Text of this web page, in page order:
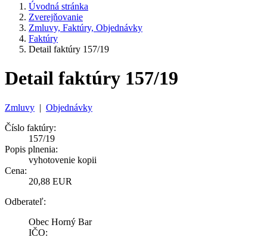
Úvodná stránka
Zverejňovanie
Zmluvy, Faktúry, Objednávky
Faktúry
Detail faktúry 157/19
Detail faktúry 157/19
Zmluvy | Objednávky
Číslo faktúry:
157/19
Popis plnenia:
vyhotovenie kopii
Cena:
20,88 EUR
Odberateľ:
Obec Horný Bar
IČO: